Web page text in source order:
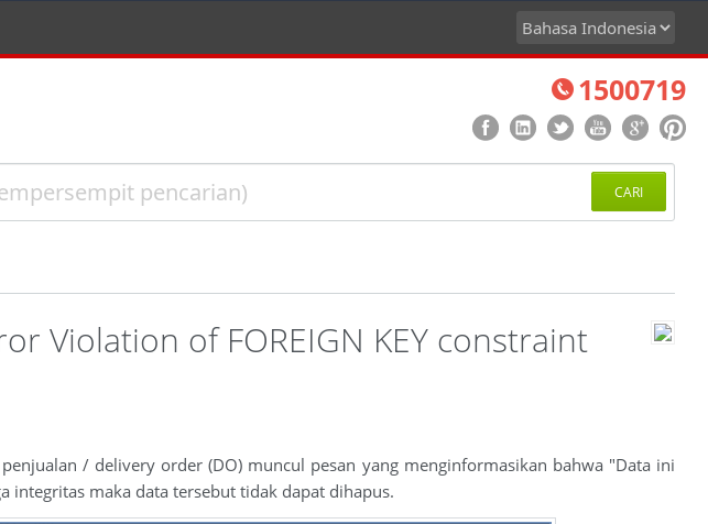
1500719
CARI
Violation of FOREIGN KEY constraint
/ delivery order (DO) muncul pesan yang menginformasikan bahwa "Data ini
integritas maka data tersebut tidak dapat dihapus.